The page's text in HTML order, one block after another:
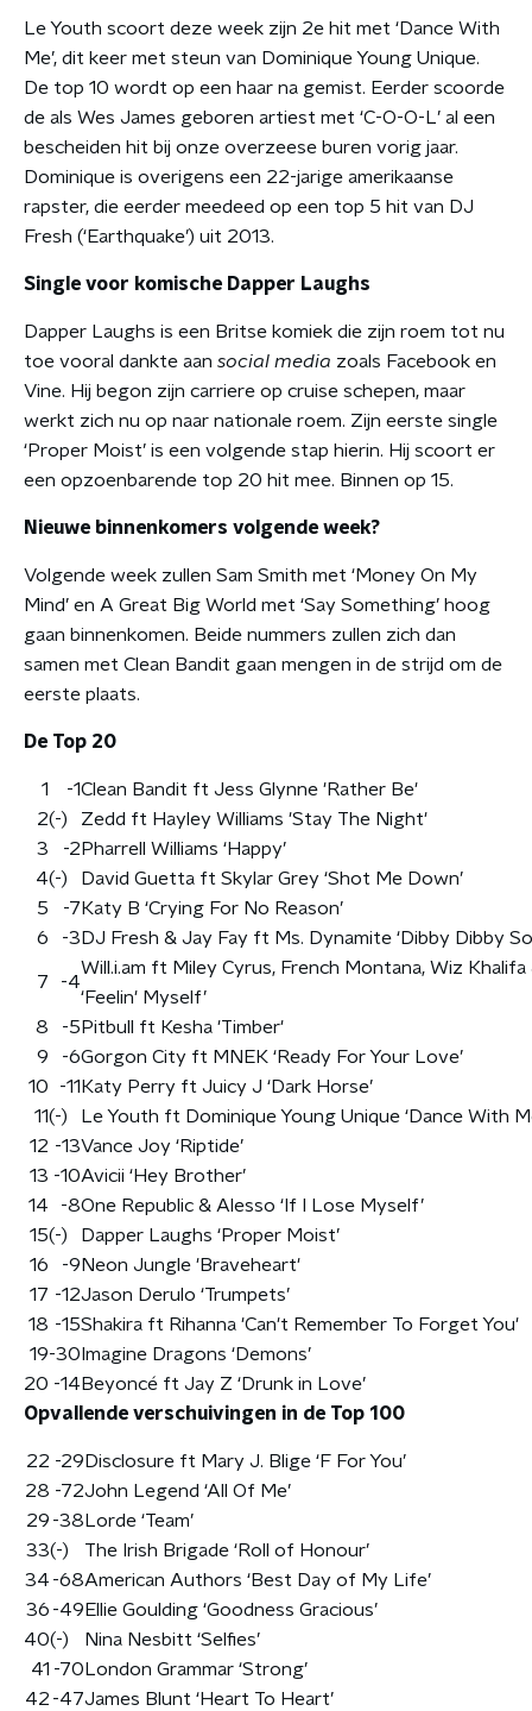
Le Youth scoort deze week zijn 2e hit met ‘Dance With
Me’, dit keer met steun van Dominique Young Unique.
De top 10 wordt op een haar na gemist. Eerder scoorde
de als Wes James geboren artiest met ‘C-O-O-L’ al een
bescheiden hit bij onze overzeese buren vorig jaar.
Dominique is overigens een 22-jarige amerikaanse
rapster, die eerder meedeed op een top 5 hit van DJ
Fresh (‘Earthquake’) uit 2013.
Single voor komische Dapper Laughs
Dapper Laughs is een Britse komiek die zijn roem tot nu
toe vooral dankte aan social media zoals Facebook en
Vine. Hij begon zijn carriere op cruise schepen, maar
werkt zich nu op naar nationale roem. Zijn eerste single
‘Proper Moist’ is een volgende stap hierin. Hij scoort er
een opzoenbarende top 20 hit mee. Binnen op 15.
Nieuwe binnenkomers volgende week?
Volgende week zullen Sam Smith met ‘Money On My
Mind’ en A Great Big World met ‘Say Something’ hoog
gaan binnenkomen. Beide nummers zullen zich dan
samen met Clean Bandit gaan mengen in de strijd om de
eerste plaats.
De Top 20
1 -1Clean Bandit ft Jess Glynne 'Rather Be'
2(-)
Zedd ft Hayley Williams 'Stay The Night'
3
-2 Pharrell Williams ‘Happy’
4(-)
David Guetta ft Skylar Grey ‘Shot Me Down’
5
-7 Katy B ‘Crying For No Reason’
6
-3 DJ Fresh & Jay Fay ft Ms. Dynamite ‘Dibby Dibby
7 -4
Will.i.am ft Miley Cyrus, French Montana, Wiz
‘Feelin' Myself’
8
-5 Pitbull ft Kesha 'Timber'
9
-6Gorgon City ft MNEK ‘Ready For Your Love’
10
-11 Katy Perry ft Juicy J ‘Dark Horse’
11(-)
Le Youth ft Dominique Young Unique ‘Dance With
12 -13Vance Joy ‘Riptide’
13 -10Avicii ‘Hey Brother’
14
-8One Republic & Alesso ‘If I Lose Myself’
15(-)
Dapper Laughs ‘Proper Moist’
16
-9 Neon Jungle 'Braveheart'
17 -12Jason Derulo ‘Trumpets’
18 -15Shakira ft Rihanna 'Can't Remember To Forget You'
19-30 Imagine Dragons ‘Demons’
20 -14 Beyoncé ft Jay Z ‘Drunk in Love’
Opvallende verschuivingen in de Top 100
22 -29 Disclosure ft Mary J. Blige ‘F For You’
28 -72John Legend ‘All Of Me’
29 -38 Lorde ‘Team’
33(-)
The Irish Brigade ‘Roll of Honour’
34 -68American Authors ‘Best Day of My Life’
36 -49 Ellie Goulding ‘Goodness Gracious’
40(-)
Nina Nesbitt ‘Selfies’
41 -70 London Grammar ‘Strong’
42 -47James Blunt ‘Heart To Heart’